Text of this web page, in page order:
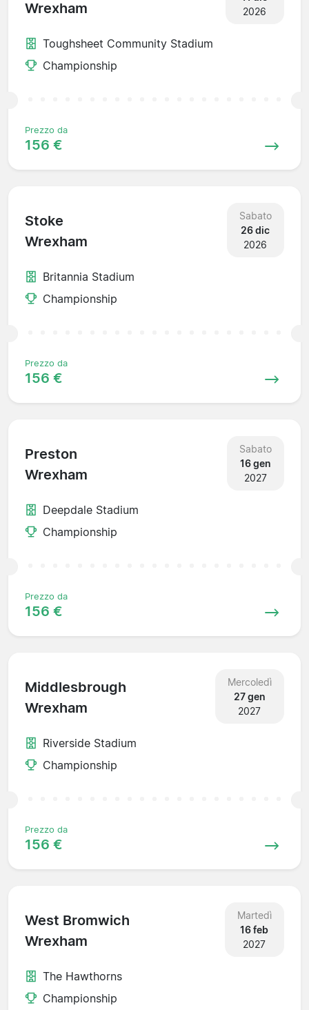
Wrexham
2026
Toughsheet Community Stadium
Championship
Prezzo da
156 €
Stoke
Wrexham
Sabato
26 dic
2026
Britannia Stadium
Championship
Prezzo da
156 €
Preston
Wrexham
Sabato
16 gen
2027
Deepdale Stadium
Championship
Prezzo da
156 €
Middlesbrough
Wrexham
Mercoledì
27 gen
2027
Riverside Stadium
Championship
Prezzo da
156 €
West Bromwich
Wrexham
Martedì
16 feb
2027
The Hawthorns
Championship